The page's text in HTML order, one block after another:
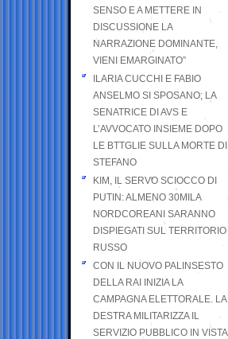
SENSO E A METTERE IN
DISCUSSIONE LA
NARRAZIONE DOMINANTE,
VIENI EMARGINATO”
ILARIA CUCCHI E FABIO
ANSELMO SI SPOSANO; LA
SENATRICE DI AVS E
L’AVVOCATO INSIEME DOPO
LE BTTGLIE SULLA MORTE DI
STEFANO
KIM, IL SERVO SCIOCCO DI
PUTIN: ALMENO 30MILA
NORDCOREANI SARANNO
DISPIEGATI SUL TERRITORIO
RUSSO
CON IL NUOVO PALINSESTO
DELLA RAI INIZIA LA
CAMPAGNA ELETTORALE. LA
DESTRA MILITARIZZA IL
SERVIZIO PUBBLICO IN VISTA